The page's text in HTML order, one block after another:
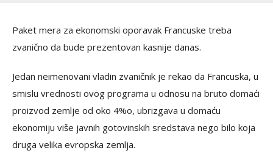
Paket mera za ekonomski oporavak Francuske treba
zvanično da bude prezentovan kasnije danas.
Jedan neimenovani vladin zvaničnik je rekao da Francuska, u
smislu vrednosti ovog programa u odnosu na bruto domaći
proizvod zemlje od oko 4%o, ubrizgava u domaću
ekonomiju više javnih gotovinskih sredstava nego bilo koja
druga velika evropska zemlja.